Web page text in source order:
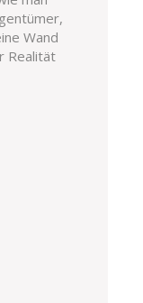
Wand
Realität